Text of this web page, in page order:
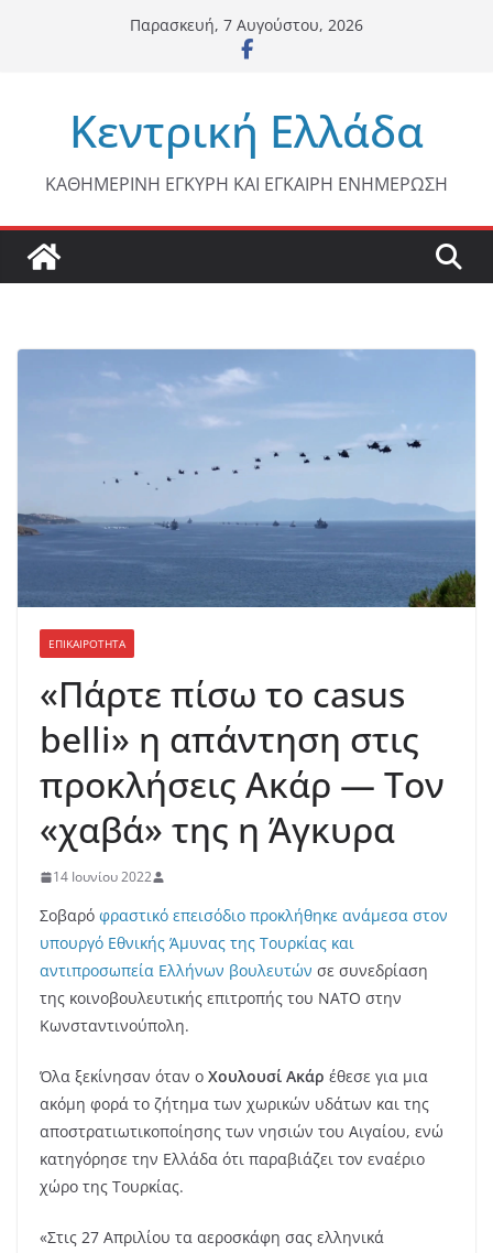
Παρασκευή, 7 Αυγούστου, 2026
Κεντρική Ελλάδα
ΚΑΘΗΜΕΡΙΝΗ ΕΓΚΥΡΗ ΚΑΙ ΕΓΚΑΙΡΗ ΕΝΗΜΕΡΩΣΗ
ΕΠΙΚΑΙΡΟΤΗΤΑ
«Πάρτε πίσω το casus
belli» η απάντηση στις
προκλήσεις Ακάρ — Τον
«χαβά» της η Άγκυρα
14 Ιουνίου 2022
Σοβαρό φραστικό επεισόδιο προκλήθηκε ανάμεσα στον
υπουργό Εθνικής Άμυνας της Τουρκίας και
αντιπροσωπεία Ελλήνων βουλευτών σε συνεδρίαση
της κοινοβουλευτικής επιτροπής του ΝΑΤΟ στην
Κωνσταντινούπολη.
Όλα ξεκίνησαν όταν ο Χουλουσί Ακάρ έθεσε για μια
ακόμη φορά το ζήτημα των χωρικών υδάτων και της
αποστρατιωτικοποίησης των νησιών του Αιγαίου, ενώ
κατηγόρησε την Ελλάδα ότι παραβιάζει τον εναέριο
χώρο της Τουρκίας.
«Στις 27 Απριλίου τα αεροσκάφη σας ελληνικά